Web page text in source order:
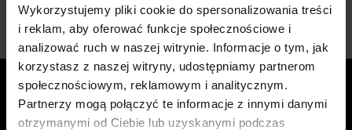
Wykorzystujemy pliki cookie do spersonalizowania treści
i reklam, aby oferować funkcje społecznościowe i
analizować ruch w naszej witrynie. Informacje o tym, jak
korzystasz z naszej witryny, udostępniamy partnerom
społecznościowym, reklamowym i analitycznym.
Partnerzy mogą połączyć te informacje z innymi danymi
otrzymanymi od Ciebie lub uzyskanymi podczas
Wideo